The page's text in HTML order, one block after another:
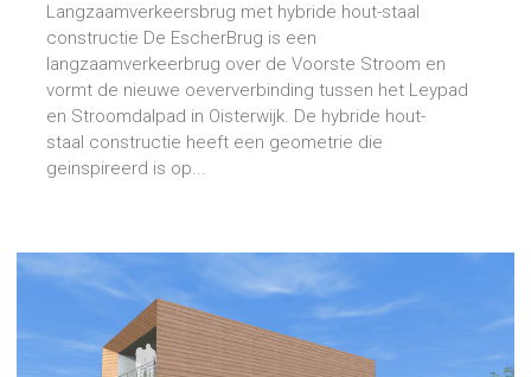
Langzaamverkeersbrug met hybride hout-staal
constructie De EscherBrug is een
langzaamverkeerbrug over de Voorste Stroom en
vormt de nieuwe oeververbinding tussen het Leypad
en Stroomdalpad in Oisterwijk. De hybride hout-
staal constructie heeft een geometrie die
geinspireerd is op...